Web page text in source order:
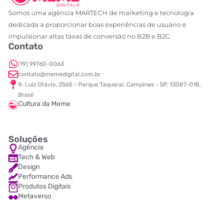
Somos uma agência MARTECH de marketing e tecnologia
dedicada a proporcionar boas experiências de usuário e
impulsionar altas taxas de conversão no B2B e B2C.
Contato
(19) 99760-0063
contato@memedigital.com.br
R. Luiz Otávio, 2565 - Parque Taquaral, Campinas - SP, 13087-018,
Brasil
Cultura da Meme
Soluções
Agência
Tech & Web
Design
Performance Ads
Produtos Digitais
Metaverso